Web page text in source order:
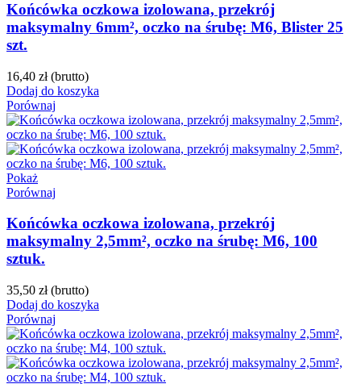
Końcówka oczkowa izolowana, przekrój
maksymalny 6mm², oczko na śrubę: M6, Blister 25
szt.
16,40 zł (brutto)
Dodaj do koszyka
Porównaj
Pokaż
Porównaj
Końcówka oczkowa izolowana, przekrój
maksymalny 2,5mm², oczko na śrubę: M6, 100
sztuk.
35,50 zł (brutto)
Dodaj do koszyka
Porównaj